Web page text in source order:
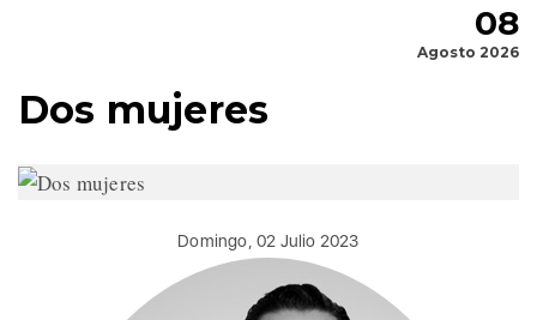
08
Agosto 2026
Dos mujeres
Domingo, 02 Julio 2023